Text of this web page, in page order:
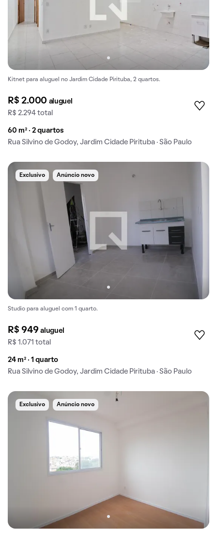
Kitnet para aluguel no Jardim Cidade Pirituba, 2 quartos.
R$ 2.000 aluguel
R$ 2.294 total
60 m² · 2 quartos
Rua Silvino de Godoy, Jardim Cidade Pirituba · São Paulo
Exclusivo Anúncio novo
Studio para aluguel com 1 quarto.
R$ 949aluguel
R$ 1.071 total
24 m² · 1 quarto
Rua Silvino de Godoy, Jardim Cidade Pirituba · São Paulo
Exclusivo Anúncio novo